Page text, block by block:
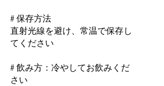
# 保存方法
直射光線を避け、常温で保存し
てください
# 飲み方：冷やしてお飲みくだ
さい